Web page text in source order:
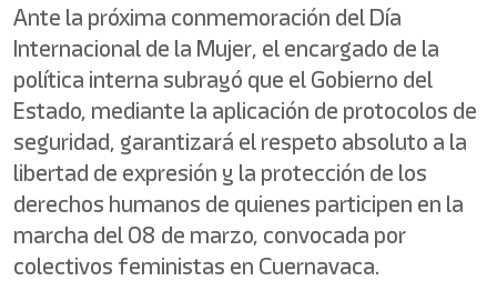
Ante la próxima conmemoración del Día
Internacional de la Mujer, el encargado de la
política interna subrayó que el Gobierno del
Estado, mediante la aplicación de protocolos de
seguridad, garantizará el respeto absoluto a la
libertad de expresión y la protección de los
derechos humanos de quienes participen en la
marcha del 08 de marzo, convocada por
colectivos feministas en Cuernavaca.